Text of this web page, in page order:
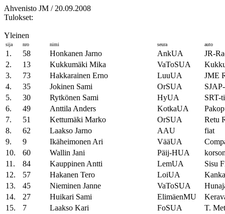
Ahvenisto JM / 20.09.2008
Tulokset:
Yleinen
sija nro nimi seura auto
1. 58 Honkanen Jarno AnkUA
JR-
2.
13 Kukkumäki Mika VaToSUA
3.
73 Hakkarainen Erno LuuUA
JME
4.
35 Jokinen Sami OrSUA
5.
30 Rytkönen Sami HyUA
SRT-
6.
49 Anttila Anders KotkaUA
7.
51 Kettumäki Marko OrSUA
Retu
8.
62 Laakso Jarno AAU
fiat
9.
9 Ikäheimonen Ari VääUA
10.
60 Wallin Jani Päij-HUA
11.
84 Kauppinen Antti LemUA
Sisu
12.
57 Hakanen Tero LoiUA
13.
45 Nieminen Janne VaToSUA
14.
27 Huikari Sami ElimäenMU
15.
7 Laakso Kari FoSUA
T.